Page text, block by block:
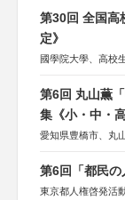
第30回 全国高
定》
國學院大學、高校
第6回 丸山薫
集《小・中・
愛知県豊橋市、丸
第6回「都民の
東京都人権啓発活